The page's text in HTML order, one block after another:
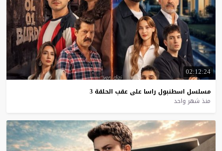
02:12:24
مسلسل اسطنبول راسا على عقب الحلقة 3
منذ شهر واحد